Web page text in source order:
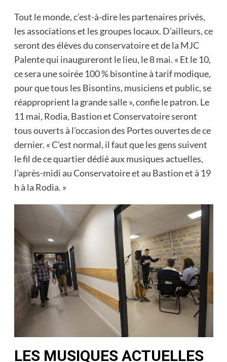
Tout le monde, c’est-à-dire les partenaires privés,
les associations et les groupes locaux. D’ailleurs, ce
seront des élèves du conservatoire et de la MJC
Palente qui inaugureront le lieu, le 8 mai. « Et le 10,
ce sera une soirée 100 % bisontine à tarif modique,
pour que tous les Bisontins, musiciens et public, se
réapproprient la grande salle », confie le patron. Le
11 mai, Rodia, Bastion et Conservatoire seront
tous ouverts à l’occasion des Portes ouvertes de ce
dernier. « C’est normal, il faut que les gens suivent
le fil de ce quartier dédié aux musiques actuelles,
l’après-midi au Conservatoire et au Bastion et à 19
h à la Rodia. »
LES MUSIQUES ACTUELLES